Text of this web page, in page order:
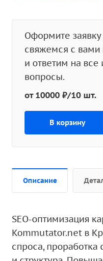
Оформите
свяжемся с
и ответим на
вопросы.
от 10000 ₽/10 шт.
В корзину
Описание
SEO-оптимизация
Kommutator.net в
спроса, проработка